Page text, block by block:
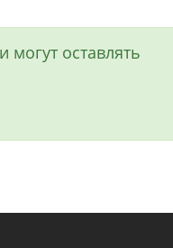
могут оставлять